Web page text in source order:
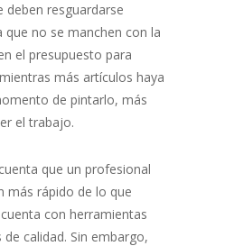
deben resguardarse
que no se manchen con la
el presupuesto para
más artículos haya
de pintarlo, más
el trabajo.
que un profesional
más rápido de lo que
con herramientas
calidad. Sin embargo,